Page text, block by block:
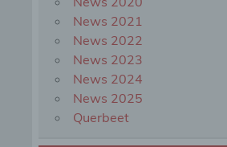
News 2021
News 2022
News 2023
News 2024
News 2025
Querbeet